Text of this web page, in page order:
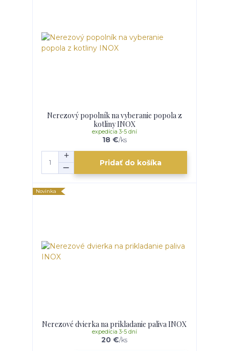
Nerezový popolník na vyberanie popola z
kotliny INOX
18 €/ks
expedícia 3-5 dní
Pridať do košíka
Novinka
Nerezové dvierka na prikladanie paliva INOX
20 €/ks
expedícia 3-5 dní